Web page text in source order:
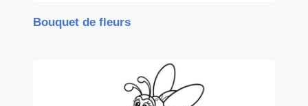
Bouquet de fleurs